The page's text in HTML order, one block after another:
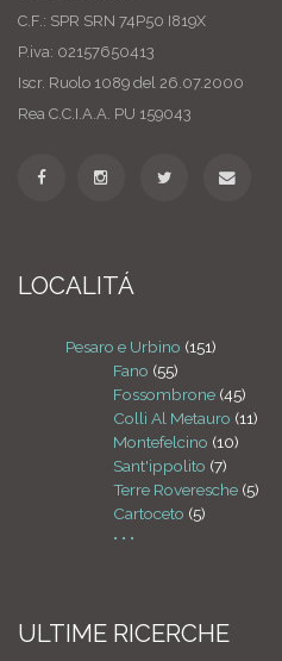
C.F.: SPR SRN 74P50 I819X
P.iva: 02157650413
Iscr. Ruolo 1089 del 26.07.2000
Rea C.C.I.A.A. PU 159043
LOCALITÁ
Pesaro e Urbino (151)
Fano (55)
Fossombrone (45)
Colli Al Metauro (11)
Montefelcino (10)
Sant'ippolito (7)
Terre Roveresche (5)
Cartoceto (5)
• • •
ULTIME RICERCHE